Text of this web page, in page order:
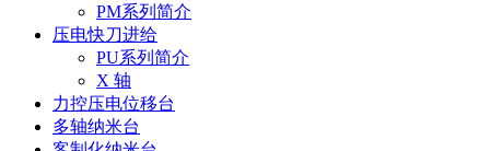
PM系列简介
压电快刀进给
PU系列简介
X 轴
力控压电位移台
多轴纳米台